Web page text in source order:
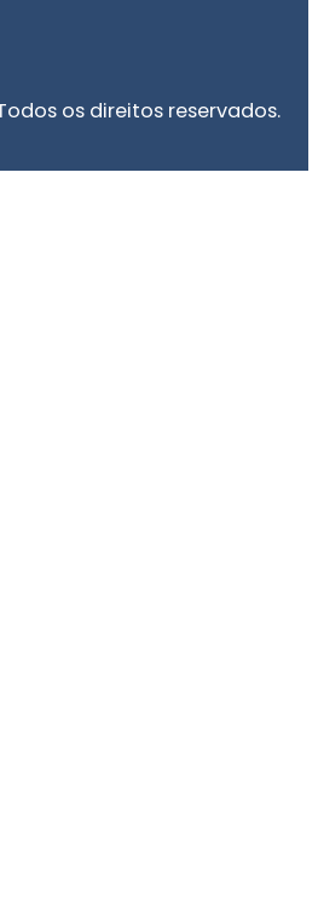
os direitos reservados.